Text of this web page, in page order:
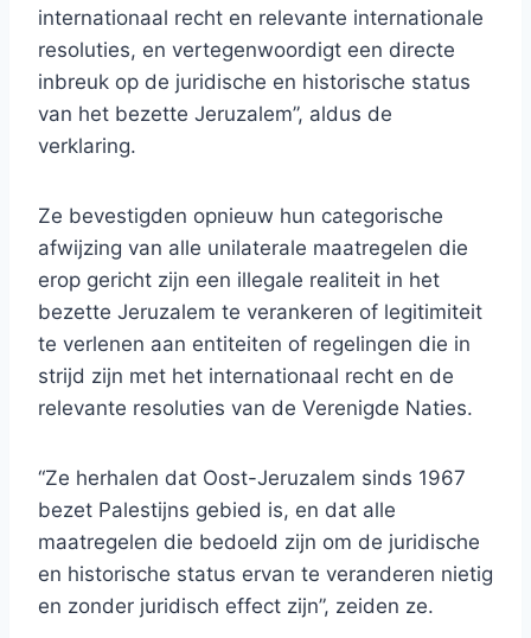
internationaal recht en relevante internationale
resoluties, en vertegenwoordigt een directe
inbreuk op de juridische en historische status
van het bezette Jeruzalem”, aldus de
verklaring.
Ze bevestigden opnieuw hun categorische
afwijzing van alle unilaterale maatregelen die
erop gericht zijn een illegale realiteit in het
bezette Jeruzalem te verankeren of legitimiteit
te verlenen aan entiteiten of regelingen die in
strijd zijn met het internationaal recht en de
relevante resoluties van de Verenigde Naties.
“Ze herhalen dat Oost-Jeruzalem sinds 1967
bezet Palestijns gebied is, en dat alle
maatregelen die bedoeld zijn om de juridische
en historische status ervan te veranderen nietig
en zonder juridisch effect zijn”, zeiden ze.